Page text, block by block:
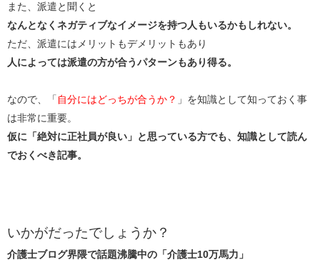
また、派遣と聞くと
なんとなくネガティブなイメージを持つ人もいるかもしれない。
ただ、派遣にはメリットもデメリットもあり
人によっては派遣の方が合うパターンもあり得る。
なので、「 自分にはどっちが合うか？ 」を知識として知っておく事
は非常に重要。
仮に「絶対に正社員が良い」と思っている方でも、知識として読ん
でおくべき記事。
いかがだったでしょうか？
介護士ブログ界隈で話題沸騰中の「介護士10万馬力」